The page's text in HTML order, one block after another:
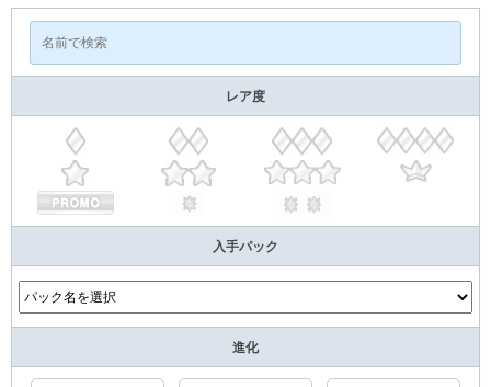
レア度
入手パック
進化